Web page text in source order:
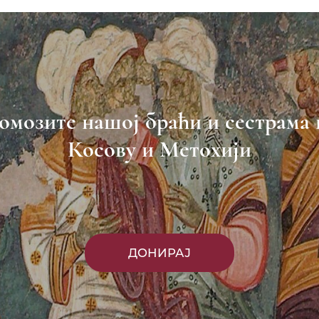
нашој браћи и сестрама
Косову и Метохији
ДОНИРАЈ